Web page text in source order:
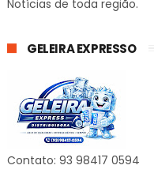
Notícias de toda região.
GELEIRA EXPRESSO
Contato: 93 98417 0594